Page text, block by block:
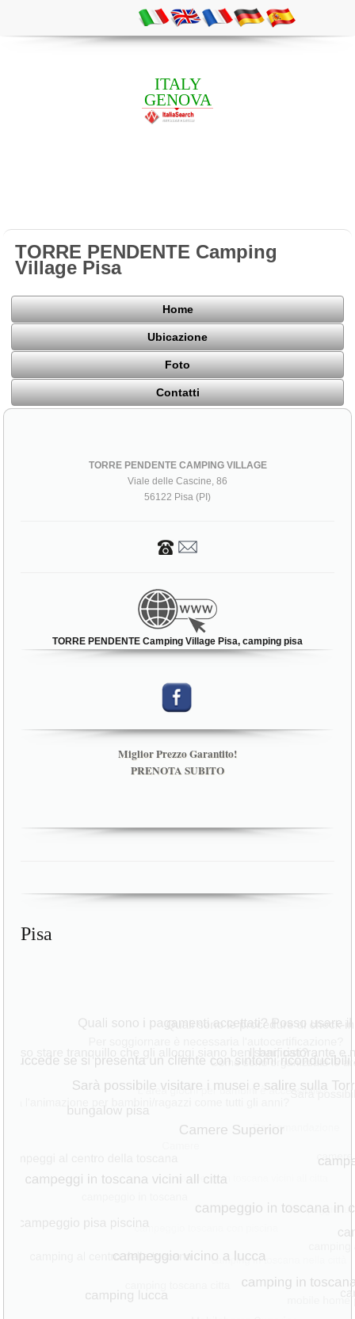
ITALY
GENOVA
TORRE PENDENTE Camping
Village Pisa
Home
Ubicazione
Foto
Contatti
TORRE PENDENTE CAMPING VILLAGE
Viale delle Cascine, 86
56122 Pisa (PI)
TORRE PENDENTE Camping Village Pisa, camping pisa
Miglior Prezzo Garantito!
PRENOTA SUBITO
Pisa